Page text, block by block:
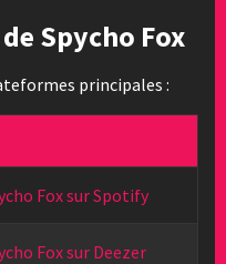
Spycho Fox
principales :
Fox sur Spotify
Fox sur Deezer